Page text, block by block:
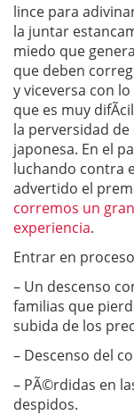
lince para
la juntar
miedo que
que deben
y viceversa con
que es muy
la perversidad de
japonesa. En el
luchando contra
advertido el
corremos un
experiencia.
Entrar en
– Un descenso
familias que
subida de los
– Descenso del
– PÃ©rdidas en
despidos.